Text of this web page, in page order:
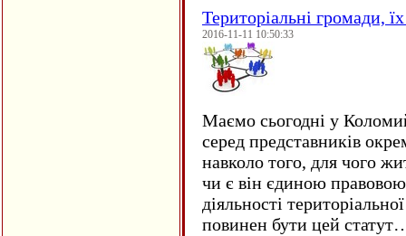
Територіальні громади,
2016-11-11 10:50:33
Маємо сьогодні у
серед представників
навколо того, для чого
чи є він єдиною
діяльності
повинен бути цей